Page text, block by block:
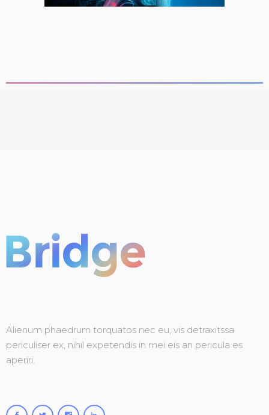
Alienum phaedrum torquatos nec eu, vis detraxitssa
periculiser ex, nihil expetendis in mei eis an pericula es
aperiri.